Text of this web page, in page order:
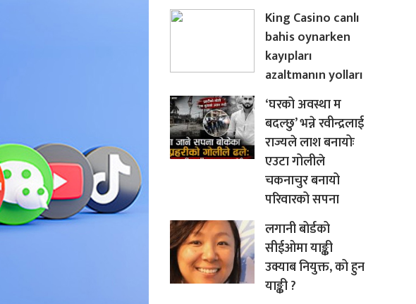
King Casino canlı
bahis oynarken
kayıpları
azaltmanın yolları
‘घरको अवस्था म
बदल्छु’ भन्ने रवीन्द्रलाई
राज्यले लाश बनायोः
एउटा गोलीले
चकनाचुर बनायो
परिवारको सपना
लगानी बोर्डको
सीईओमा याङ्की
उक्याब नियुक्त, को हुन
याङ्की ?